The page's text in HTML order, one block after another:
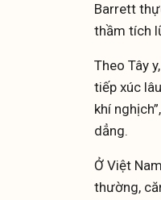
Barrett
thầm tích
Theo Tây
tiếp xúc
khí
dẳng.
Ở Việt
thường,